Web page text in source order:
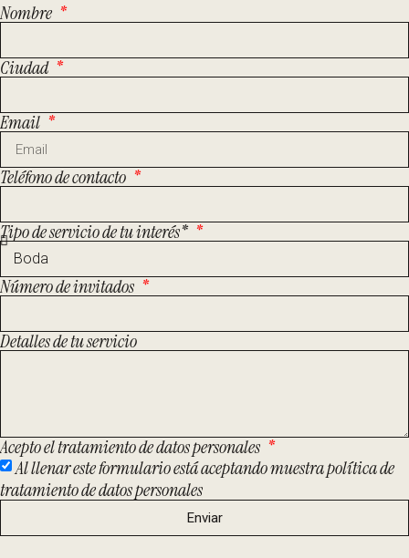
Nombre
Ciudad
Email
Teléfono de contacto
Tipo de servicio de tu interés*
Número de invitados
Detalles de tu servicio
Acepto el tratamiento de datos personales
Al llenar este formulario está aceptando muestra política de
tratamiento de datos personales
Enviar